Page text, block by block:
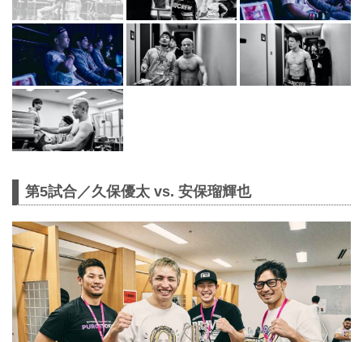
第5試合／久保優太 vs. 安保瑠輝也